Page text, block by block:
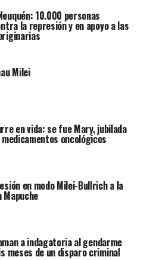
10.000 personas
la represión y en apoyo a las
Milei
en vida: se fue Mary, jubilada
oncológicos
en modo Milei-Bullrich a la
Mapuche
a indagatoria al gendarme
meses de un disparo criminal